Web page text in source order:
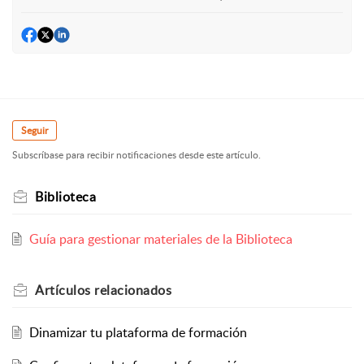
Seguir
Subscríbase para recibir notificaciones desde este artículo.
Biblioteca
Guía para gestionar materiales de la Biblioteca
Artículos relacionados
Dinamizar tu plataforma de formación